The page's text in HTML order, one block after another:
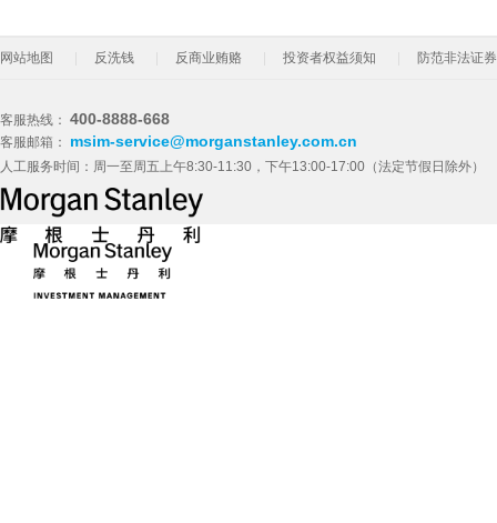
网站地图 反洗钱 反商业贿赂 投资者权益须知 防范非法证
客服热线： 400-8888-668
客服邮箱： msim-service@morganstanley.com.cn
人工服务时间：周一至周五上午8:30-11:30，下午13:00-17:00（法定节假日除外）